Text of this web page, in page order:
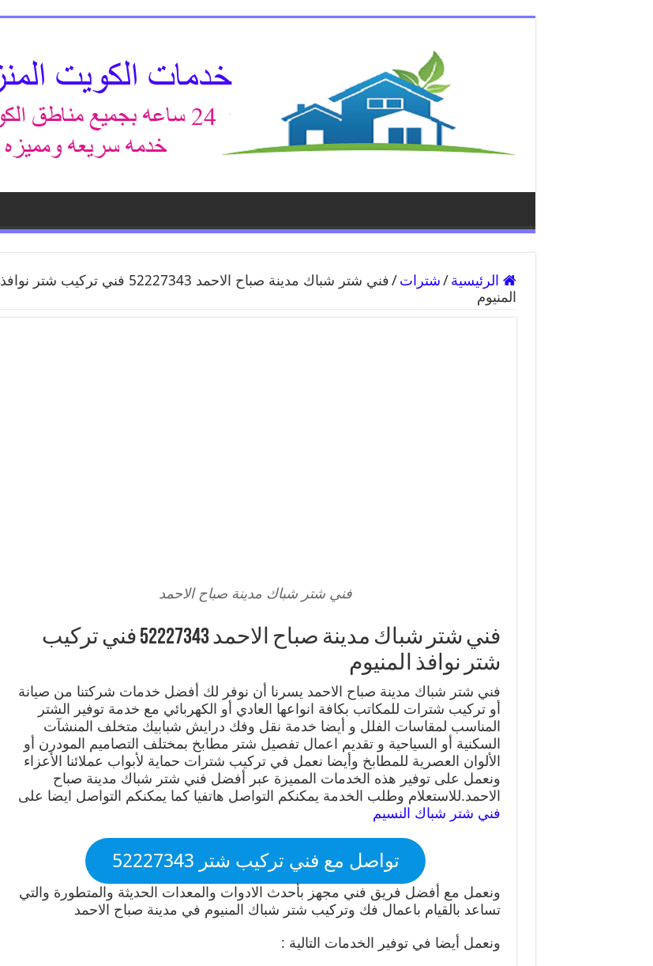
الرئيسية /شترات /
فني شتر شباك مدينة صباح الاحمد 52227343 فني تركيب شتر نوافذ
المنيوم
فني شتر شباك مدينة صباح الاحمد
فني شتر شباك مدينة صباح الاحمد 52227343 فني تركيب
شتر نوافذ المنيوم
فني شتر شباك مدينة صباح الاحمد يسرنا أن نوفر لك أفضل خدمات شركتنا من صيانة
أو تركيب شترات للمكاتب بكافة انواعها العادي أو الكهربائي مع خدمة توفير الشتر
المناسب لمقاسات الفلل و أيضا خدمة نقل وفك درايش شبابيك متخلف المنشآت
السكنية أو السياحية و تقديم اعمال تفصيل شتر مطابخ بمختلف التصاميم المودرن أو
الألوان العصرية للمطابخ وأيضا نعمل في تركيب شترات حماية لأبواب عملائنا الأعزاء
ونعمل على توفير هذه الخدمات المميزة عبر أفضل فني شتر شباك مدينة صباح
الاحمد.للاستعلام وطلب الخدمة يمكنكم التواصل هاتفيا كما يمكنكم التواصل ايضا على
فني شتر شباك النسيم
تواصل مع فني تركيب شتر 52227343
ونعمل مع أفضل فريق فني مجهز بأحدث الادوات والمعدات الحديثة والمتطورة والتي
تساعد بالقيام باعمال فك وتركيب شتر شباك المنيوم في مدينة صباح الاحمد
ونعمل أيضا في توفير الخدمات التالية :